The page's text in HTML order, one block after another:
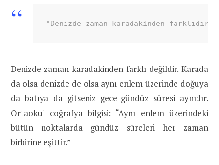
"Denizde zaman karadakinden
Denizde zaman karadakinden farklı değildir. Karada
da olsa denizde de olsa aynı enlem üzerinde doğuya
da batıya da gitseniz gece-gündüz süresi aynıdır.
Ortaokul coğrafya bilgisi: “Aynı enlem üzerindeki
bütün noktalarda gündüz süreleri her zaman
birbirine eşittir.”